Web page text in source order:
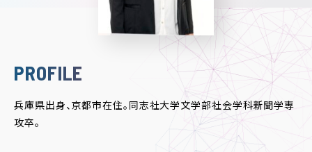
PROFILE
兵庫県出身、京都市在住。同志社大学文学部社会学科新聞学専
攻卒。